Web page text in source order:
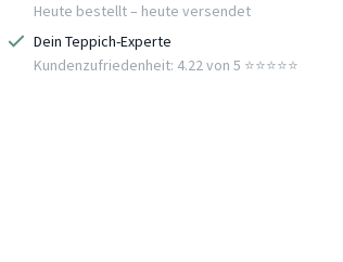
Heute bestellt – heute versendet
Dein Teppich-Experte
Kundenzufriedenheit: 4.22 von 5 ⭐️⭐️⭐️⭐️⭐️